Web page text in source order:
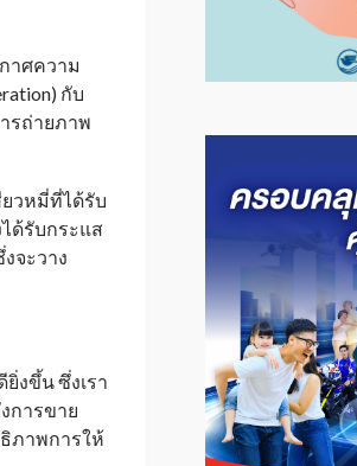
าศความ
กับ
รถ่ายภาพ
ยวหมี่ที่ได้รับ
ด้รับกระแส
จะวาง
งขึ้น ซึ่งเรา
การขาย
ภาพการให้